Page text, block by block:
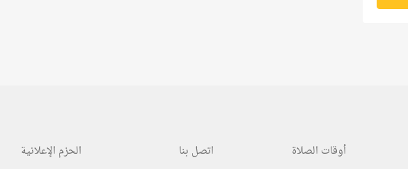
أوقات الصلاة
اتصل بنا
الحزم الإعلانية